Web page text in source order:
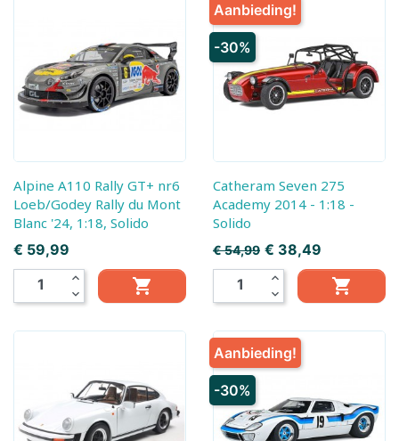
Alpine A110 Rally GT+ nr6
Loeb/Godey Rally du Mont
Blanc '24, 1:18, Solido
Prijs
€ 59,99
expand_less
expand_more

Catheram Seven 275
Academy 2014 - 1:18 -
Solido
Normale prijs
€ 54,99 Prijs
€ 38,49
expand_less
expand_more

Aanbieding!
-30%
Aanbieding!
-30%